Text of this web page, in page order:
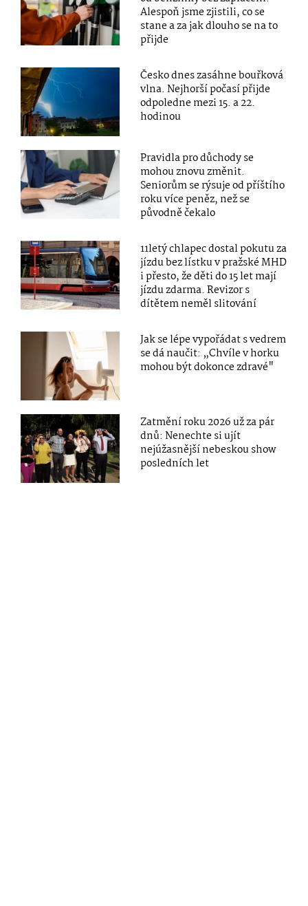
Alespoň jsme zjistili, co se
stane a za jak dlouho se na to
přijde
Česko dnes zasáhne bouřková
vlna. Nejhorší počasí přijde
odpoledne mezi 15. a 22.
hodinou
Pravidla pro důchody se
mohou znovu změnit.
Seniorům se rýsuje od příštího
roku více peněz, než se
původně čekalo
11letý chlapec dostal pokutu za
jízdu bez lístku v pražské MHD
i přesto, že děti do 15 let mají
jízdu zdarma. Revizor s
dítětem neměl slitování
Jak se lépe vypořádat s vedrem
se dá naučit: „Chvíle v horku
mohou být dokonce zdravé"
Zatmění roku 2026 už za pár
dnů: Nenechte si ujít
nejúžasnější nebeskou show
posledních let